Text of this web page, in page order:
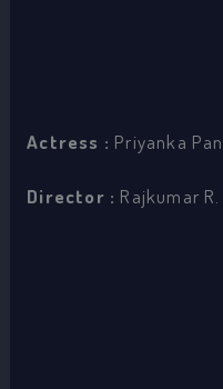
Actress : Priyanka
Director : Rajkumar